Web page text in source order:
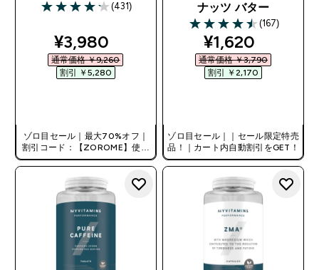
4.2 out of 5 stars
(431)
discounted price
¥3,980‎
通常価格 ￥9,260‎
割引 ￥5,280‎
ゾロ目セール｜最大70%オフ｜
割引コード：【ZOROME】使用
で追加10%オフ！
ナッツ バター
4.51 out of 5 stars
(167)
discounted
¥1,620‎
通常価格 ￥3,790‎
割引 ￥2,170‎
ゾロ目セール｜｜セール限定特売
品！｜カート内自動割引をGET！